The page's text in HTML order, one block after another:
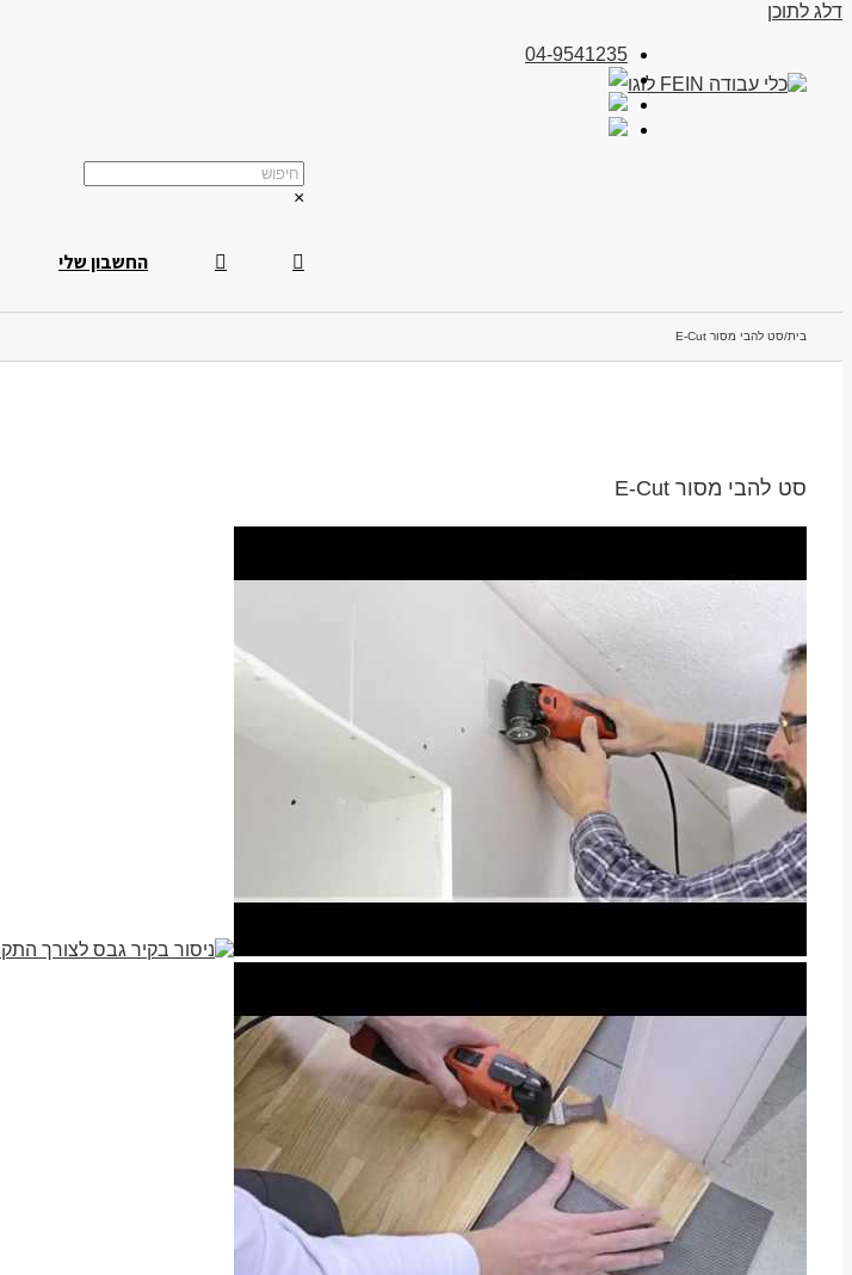
דלג לתוכן
04-9541235
×
החשבון שלי
בית/סט להבי מסור E-Cut
סט להבי מסור E-Cut